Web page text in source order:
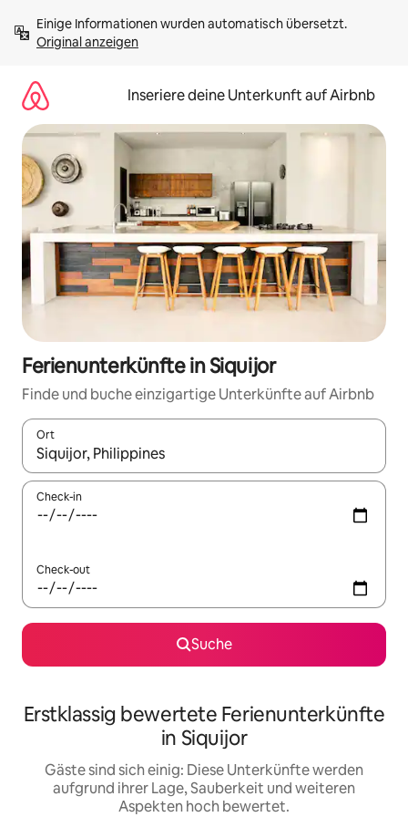
Inhalten
springenOriginal anzeigen
Inseriere deine Unterkunft auf Airbnb
Ferienunterkünfte in Siquijor
Finde und buche einzigartige Unterkünfte auf Airbnb
Ort
Wenn Ergebnisse verfügbar sind, navigiere mit den
Check-in
Check-out
Suche
Erstklassig bewertete Ferienunterkünfte
in Siquijor
Gäste sind sich einig: Diese Unterkünfte werden
aufgrund ihrer Lage, Sauberkeit und weiteren
Aspekten hoch bewertet.